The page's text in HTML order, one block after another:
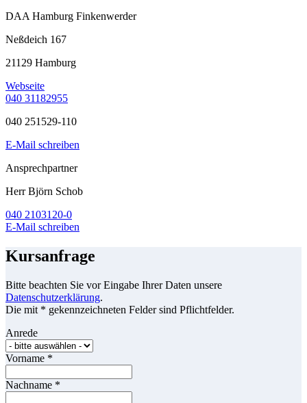
DAA Hamburg Finkenwerder
Neßdeich 167
21129 Hamburg
Webseite
040 31182955
040 251529-110
E-Mail schreiben
Ansprechpartner
Herr Björn Schob
040 2103120-0
E-Mail schreiben
Kursanfrage
Bitte beachten Sie vor Eingabe Ihrer Daten unsere
Datenschutzerklärung.
Die mit * gekennzeichneten Felder sind Pflichtfelder.
Anrede
Vorname *
Nachname *